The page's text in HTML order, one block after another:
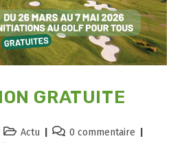
GRATUITE
Actu
0 commentaire